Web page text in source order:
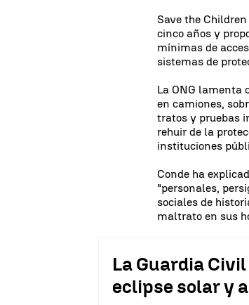
Save the
cinco años y
mínimas de
sistemas de
La ONG lamenta
en camiones,
tratos y pruebas
rehuir de la
instituciones
Conde ha
"personales,
sociales de
maltrato en sus
La Guardia
eclipse solar y